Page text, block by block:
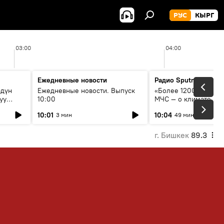
РУС КЫРГ
03:00 04:00
Ежедневные новости
Ежедневные новости. Выпуск
10:00
10:01 3 мин
Радио Sputnik
«Более 1200 сёл в
МЧС — о климате,
системе оповещения
населения
10:04 49 мин
г. Бишкек 89.3